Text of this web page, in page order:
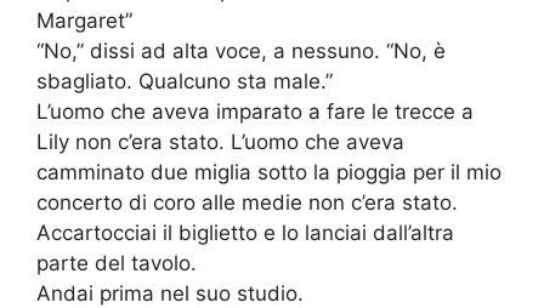
Margaret”
“No,” dissi ad alta voce, a nessuno. “No, è
sbagliato. Qualcuno sta male.”
L’uomo che aveva imparato a fare le trecce a
Lily non c’era stato. L’uomo che aveva
camminato due miglia sotto la pioggia per il mio
concerto di coro alle medie non c’era stato.
Accartocciai il biglietto e lo lanciai dall’altra
parte del tavolo.
Andai prima nel suo studio.